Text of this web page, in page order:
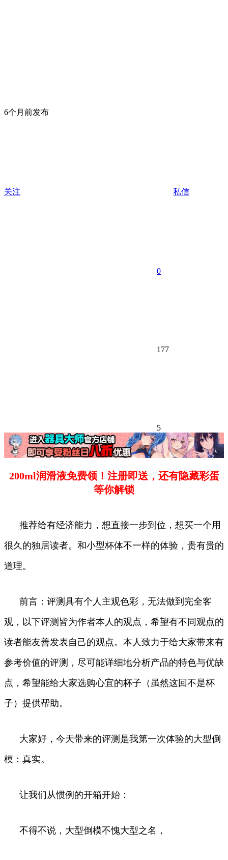
6个月前发布
关注 私信
0
177
5
200ml润滑液免费领！注册即送，还有隐藏彩蛋
等你解锁
推荐给有经济能力，想直接一步到位，想买一个用
很久的独居读者。和小型杯体不一样的体验，贵有贵的
道理。
前言：评测具有个人主观色彩，无法做到完全客
观，以下评测皆为作者本人的观点，希望有不同观点的
读者能友善发表自己的观点。本人致力于给大家带来有
参考价值的评测，尽可能详细地分析产品的特色与优缺
点，希望能给大家选购心宜的杯子（虽然这回不是杯
子）提供帮助。
大家好，今天带来的评测是我第一次体验的大型倒
模：真实。
让我们从惯例的开箱开始：
不得不说，大型倒模不愧大型之名，